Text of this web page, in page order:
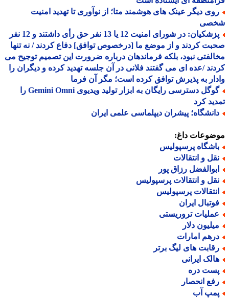
دیگر عینک های هوشمند متا؛ از نوآوری تا تهدید امنیت
پزشکیان: در شورای امنیت 12 یا 13 نفر حق رأی داشتند و 12 نفر
کردند و از موضع ما [درخصوص توافق] دفاع کردند / نه تنها
نبود، بلکه فرماندهان درباره ضرورت این تصمیم توجیح می
/عده ای می گفتند فلانی در آن جلسه تهدید کرده و دیگران را
به پذیرش توافق کرده است؛ مگر آن فرما
گوگل دسترسی رایگان به ابزار تولید ویدیوی Gemini Omni را
کرد
پیشران دیپلماسی علمی ایران
داغ:
پرسپولیس
و انتقالات
رزاق پور
و انتقالات پرسپولیس
پرسپولیس
ایران
تروریستی
دلار
امارات
های لیگ برتر
ایرانی
دره
انحصار
آب